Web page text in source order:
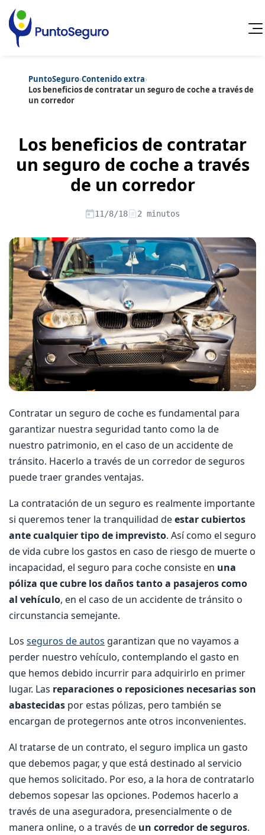
Cancelar
Artículos sobre Otros Seguros
Artículos sobre Seguros de Auto
Artículos sobre Seguros de Hogar
Artículos sobre Seguros de SaludContenido extra
Artículos sobre Convenios Colectivos
Artículos sobre Seguros de Vida Hipoteca
Artículos sobre la Jubilación
PuntoSeguro›Contenido extra›
Los beneficios de contratar un seguro de coche a través de
un corredor
Los beneficios de contratar
un seguro de coche a través
de un corredor
11/8/18 2 minutos
Contratar un seguro de coche es fundamental para
garantizar nuestra seguridad tanto como la de
nuestro patrimonio, en el caso de un accidente de
tránsito. Hacerlo a través de un corredor de seguros
puede traer grandes ventajas.
La contratación de un seguro es realmente importante
si queremos tener la tranquilidad deestar cubiertos
ante cualquier tipo de imprevisto. Así como el seguro
de vida cubre los gastos en caso de riesgo de muerte o
incapacidad, el seguro para coche consiste en una
póliza que cubre los daños tanto a pasajeros como
al vehículo, en el caso de un accidente de tránsito o
circunstancia semejante.
Los seguros de autos garantizan que no vayamos a
perder nuestro vehículo, contemplando el gasto en
que hemos debido incurrir para adquirirlo en primer
lugar. Las reparaciones o reposiciones necesarias son
abastecidas por estas pólizas, pero también se
encargan de protegernos ante otros inconvenientes.
Al tratarse de un contrato, el seguro implica un gasto
que debemos pagar, y que está destinado al servicio
que hemos solicitado. Por eso, a la hora de contratarlo
debemos sopesar las opciones. Podemos hacerlo a
través de una aseguradora, presencialmente o de
manera online, o a través de un corredor de seguros.